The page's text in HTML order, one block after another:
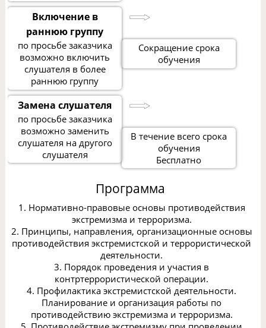
Включение в
раннюю группу
по просьбе заказчика
возможно включить
слушателя в более
раннюю группу
Сокращение срока
обучения
Замена слушателя
по просьбе заказчика
возможно заменить
слушателя на другого
слушателя
В течение всего срока
обучения
Бесплатно
Программа
1. Нормативно-правовые основы противодействия
экстремизма и терроризма.
2. Принципы, направления, организационные основы
противодействия экстремистской и террористической
деятельности.
3. Порядок проведения и участия в
контртеррористической операции.
4. Профилактика экстремистской деятельности.
Планирование и организация работы по
противодействию экстремизма и терроризма.